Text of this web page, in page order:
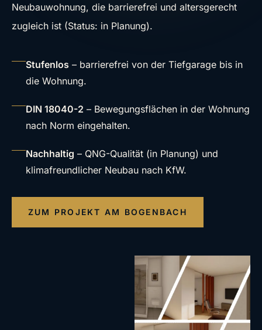
Neubauwohnung, die barrierefrei und altersgerecht
zugleich ist (Status: in Planung).
Stufenlos – barrierefrei von der Tiefgarage bis in
die Wohnung.
DIN 18040-2 – Bewegungsflächen in der Wohnung
nach Norm eingehalten.
Nachhaltig – QNG-Qualität (in Planung) und
klimafreundlicher Neubau nach KfW.
ZUM PROJEKT AM BOGENBACH